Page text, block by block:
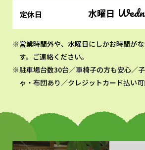
定休日 水曜日
営業時間外や、水曜日にしかお時間が
す。ご連絡ください。
駐車場台数30台／車椅子の方も安心／
ゃ・布団あり／クレジットカード払い